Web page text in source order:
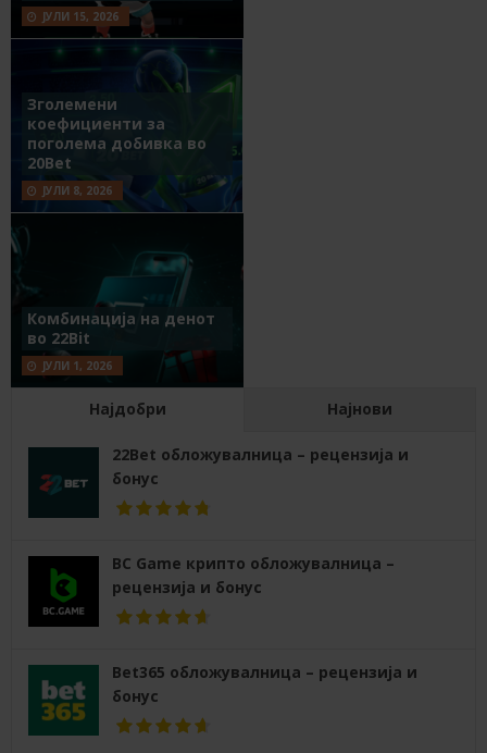
ЈУЛИ 15, 2026
Зголемени
коефициенти за
поголема добивка во
20Bet
ЈУЛИ 8, 2026
Комбинација на денот
во 22Bit
ЈУЛИ 1, 2026
Најдобри Најнови
22Bet обложувалница – рецензија и
бонус
BC Game крипто обложувалница –
рецензија и бонус
Bet365 обложувалница – рецензија и
бонус